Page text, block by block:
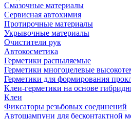
Смазочные материалы
Сервисная автохимия
Протирочные материалы
Укрывочные материалы
Очистители рук
Автокосметика
Герметики распыляемые
Герметики многоцелевые
Герметики для формирования
Клеи-герметики на основе
Клеи
Фиксаторы резьбовых соединений
Автошампуни для бесконтактной